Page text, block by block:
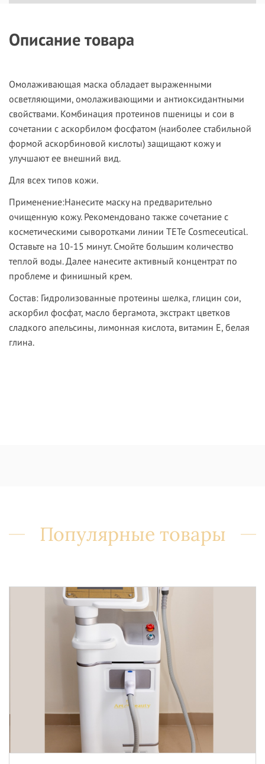
Описание товара
Омолаживающая маска обладает выраженными
осветляющими, омолаживающими и антиоксидантными
свойствами. Комбинация протеинов пшеницы и сои в
сочетании с аскорбилом фосфатом (наиболее стабильной
формой аскорбиновой кислоты) защищают кожу и
улучшают ее внешний вид.
Для всех типов кожи.
Применение:Нанесите маску на предварительно
очищенную кожу. Рекомендовано также сочетание с
косметическими сыворотками линии TETe Cosmeceutical.
Оставьте на 10-15 минут. Смойте большим количество
теплой воды. Далее нанесите активный концентрат по
проблеме и финишный крем.
Состав: Гидролизованные протеины шелка, глицин сои,
аскорбил фосфат, масло бергамота, экстракт цветков
сладкого апельсины, лимонная кислота, витамин Е, белая
глина.
Популярные товары